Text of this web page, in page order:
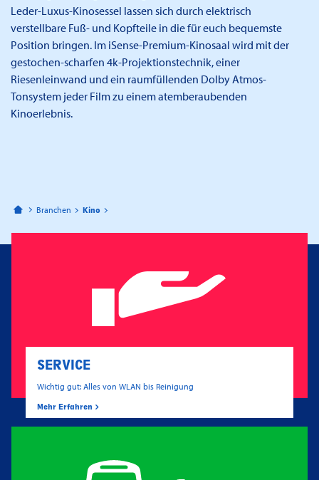
Leder-Luxus-Kinosessel lassen sich durch elektrisch
verstellbare Fuß- und Kopfteile in die für euch bequemste
Position bringen. Im iSense-Premium-Kinosaal wird mit der
gestochen-scharfen 4k-Projektionstechnik, einer
Riesenleinwand und ein raumfüllenden Dolby Atmos-
Tonsystem jeder Film zu einem atemberaubenden
Kinoerlebnis.
Bahnhofspassagen Potsdam
Branchen Kino
SERVICE
Wichtig gut: Alles von WLAN bis Reinigung
Mehr Erfahren